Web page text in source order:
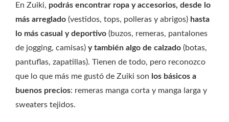
En Zuiki, podrás encontrar ropa y accesorios, desde lo
más arreglado (vestidos, tops, polleras y abrigos) hasta
lo más casual y deportivo (buzos, remeras, pantalones
de jogging, camisas) y también algo de calzado (botas,
pantuflas, zapatillas). Tienen de todo, pero reconozco
que lo que más me gustó de Zuiki son los básicos a
buenos precios: remeras manga corta y manga larga y
sweaters tejidos.